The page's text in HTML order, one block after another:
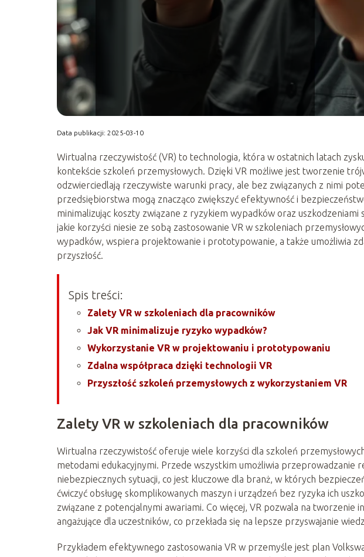
Data publikacji: 2025-03-10
Wirtualna rzeczywistość (VR) to technologia, która w ostatnich latach
kontekście szkoleń przemysłowych. Dzięki VR możliwe jest tworzenie
odzwierciedlają rzeczywiste warunki pracy, ale bez związanych z nimi
przedsiębiorstwa mogą znacząco zwiększyć efektywność i
minimalizując koszty związane z ryzykiem wypadków oraz
jakie korzyści niesie ze sobą zastosowanie VR w szkoleniach
wypadków, wspiera projektowanie i prototypowanie, a także umożliwia
przyszłość.
Spis treści:
Zalety VR w szkoleniach dla pracowników
Jak VR minimalizuje ryzyko wypadków?
Wykorzystanie VR w projektowaniu i prototypowaniu
Zdalna współpraca dzięki technologii VR
Przyszłość szkoleń przemysłowych z wykorzystaniem VR
Zalety VR w szkoleniach dla pracowników
Wirtualna rzeczywistość oferuje wiele korzyści dla szkoleń
metodami edukacyjnymi. Przede wszystkim umożliwia przeprowadzanie
niebezpiecznych sytuacji, co jest kluczowe dla branż, w których
ćwiczyć obsługę skomplikowanych maszyn i urządzeń bez ryzyka ich
związane z potencjalnymi awariami. Co więcej, VR pozwala na
angażujące dla uczestników, co przekłada się na lepsze przyswajanie
Przykładem efektywnego zastosowania VR w przemyśle jest plan